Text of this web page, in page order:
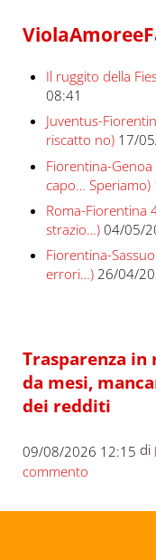
Il ruggito della
08:41
Juventus-
riscatto no) 17/
Fiorentina-Genoa
capo… Speriamo)
Roma-Fiorentina
strazio…) 04/05/
Fiorentina-
errori…) 26/04/
Trasparenza
da mesi,
dei redditi
09/08/2026 12:15 di
commento